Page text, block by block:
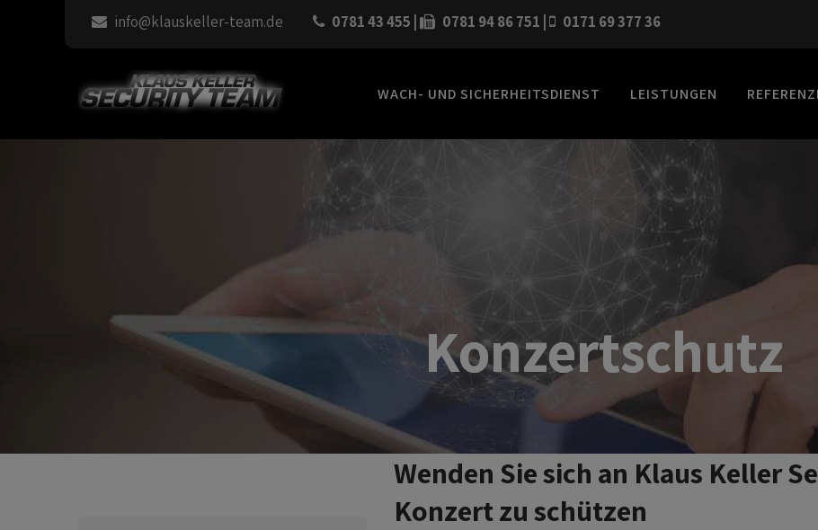
info@klauskeller-team.de 0781 43 455 0781 94 86 751 | 0171 69 377 36
WACH- UND SICHERHEITSDIENST LEISTUNGEN
Konzertschutz
Konzertschutz
Wenden Sie sich an Klaus Keller
Konzert zu schützen